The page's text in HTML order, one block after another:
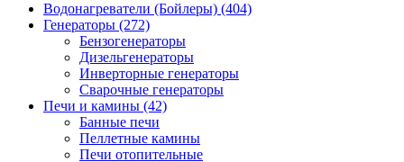
Водонагреватели (Бойлеры) (404)
Генераторы (272)
Бензогенераторы
Дизельгенераторы
Инверторные генераторы
Сварочные генераторы
Печи и камины (42)
Банные печи
Пеллетные камины
Печи отопительные